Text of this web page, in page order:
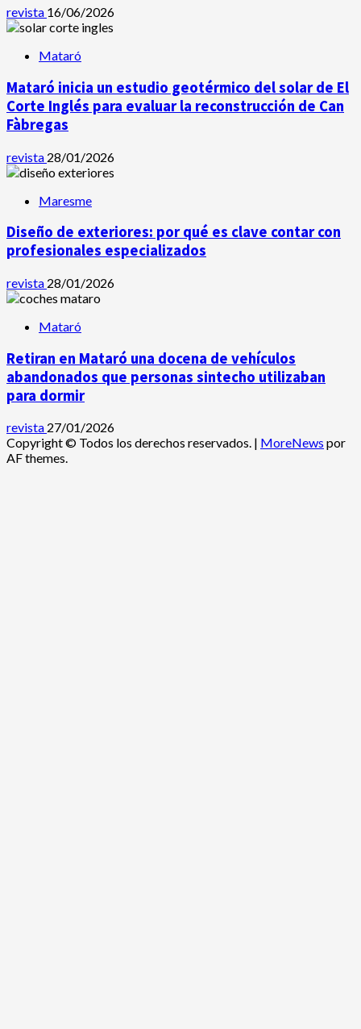
revista 16/06/2026
Mataró
Mataró inicia un estudio geotérmico del solar de El
Corte Inglés para evaluar la reconstrucción de Can
Fàbregas
revista 28/01/2026
Maresme
Diseño de exteriores: por qué es clave contar con
profesionales especializados
revista 28/01/2026
Mataró
Retiran en Mataró una docena de vehículos
abandonados que personas sintecho utilizaban
para dormir
revista 27/01/2026
Copyright © Todos los derechos reservados. | MoreNews por
AF themes.